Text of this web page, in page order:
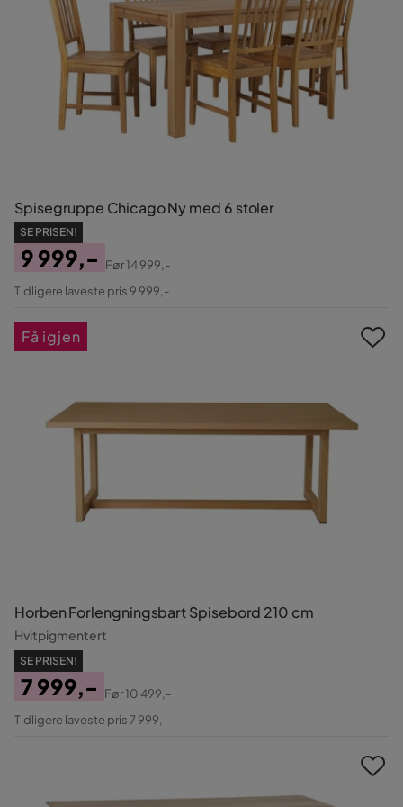
Spisegruppe Chicago Ny med 6 stoler
SE PRISEN!
Pris
9 999,-
Original
Før14 999,-
Tidligere laveste pris 9 999,-
Horben Forlengningsbart Spisebord 210 cm
Hvitpigmentert
SE PRISEN!
Pris
7 999,-
Original
Før10 499,-
Tidligere laveste pris 7 999,-
Få igjen